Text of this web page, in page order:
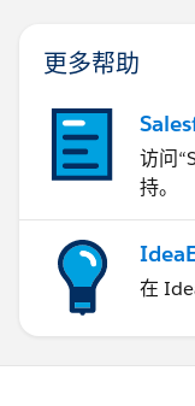
更多帮助
访问
持。
在